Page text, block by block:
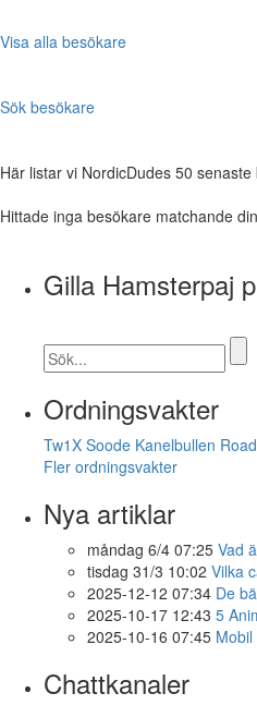
Visa alla besökare
Sök besökare
Här listar vi NordicDudes 50
Hittade inga besökare matchande
Gilla Hamsterpaj
Ordningsvakter
Tw1X Soode Kanelbullen
Fler ordningsvakter
Nya artiklar
måndag 6/4 07:25 Vad
tisdag 31/3 10:02 Vilka
2025-12-12 07:34 De
2025-10-17 12:43 5
2025-10-16 07:45
Chattkanaler